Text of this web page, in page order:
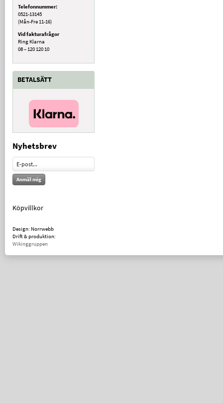
Telefonnummer:
0521-13145
(Mån-Fre 11-16)
Vid fakturafrågor
Ring Klarna
08 – 120 120 10
BETALSÄTT
Nyhetsbrev
Anmäl mig
Köpvillkor
Design: Norrwebb
Drift & produktion:
Wikinggruppen